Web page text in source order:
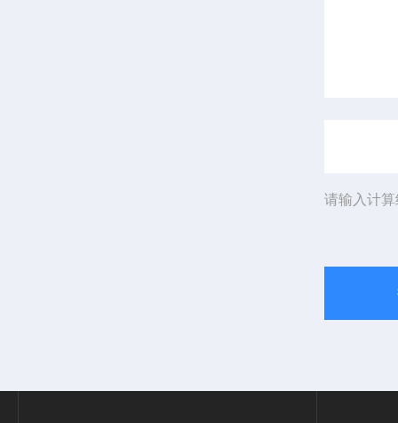
请输入计